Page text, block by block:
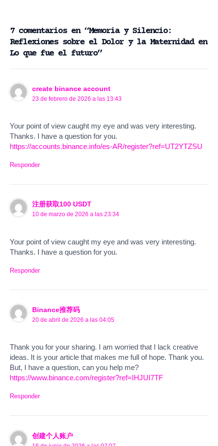
7 comentarios en “Memoria y Silencio:
Reflexiones sobre el Dolor y la Maternidad en
Lo que fue el futuro”
create binance account
23 de febrero de 2026 a las 13:43
Your point of view caught my eye and was very interesting.
Thanks. I have a question for you.
https://accounts.binance.info/es-AR/register?ref=UT2YTZSU
Responder
注册获取100 USDT
10 de marzo de 2026 a las 23:34
Your point of view caught my eye and was very interesting.
Thanks. I have a question for you.
Responder
Binance推荐码
20 de abril de 2026 a las 04:05
Thank you for your sharing. I am worried that I lack creative
ideas. It is your article that makes me full of hope. Thank you.
But, I have a question, can you help me?
https://www.binance.com/register?ref=IHJUI7TF
Responder
创建个人账户